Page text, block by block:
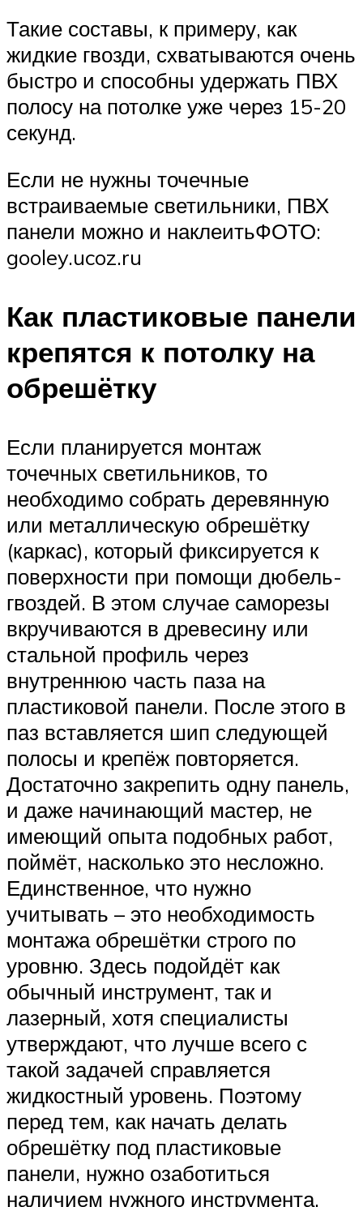
Такие составы, к примеру, как
жидкие гвозди, схватываются очень
быстро и способны удержать ПВХ
полосу на потолке уже через 15-20
секунд.
Если не нужны точечные
встраиваемые светильники, ПВХ
панели можно и наклеитьФОТО:
gooley.ucoz.ru
Как пластиковые панели
крепятся к потолку на
обрешётку
Если планируется монтаж
точечных светильников, то
необходимо собрать деревянную
или металлическую обрешётку
(каркас), который фиксируется к
поверхности при помощи дюбель-
гвоздей. В этом случае саморезы
вкручиваются в древесину или
стальной профиль через
внутреннюю часть паза на
пластиковой панели. После этого в
паз вставляется шип следующей
полосы и крепёж повторяется.
Достаточно закрепить одну панель,
и даже начинающий мастер, не
имеющий опыта подобных работ,
поймёт, насколько это несложно.
Единственное, что нужно
учитывать – это необходимость
монтажа обрешётки строго по
уровню. Здесь подойдёт как
обычный инструмент, так и
лазерный, хотя специалисты
утверждают, что лучше всего с
такой задачей справляется
жидкостный уровень. Поэтому
перед тем, как начать делать
обрешётку под пластиковые
панели, нужно озаботиться
наличием нужного инструмента.